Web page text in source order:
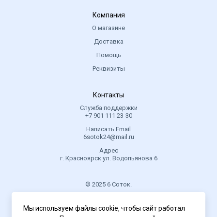
Компания
О магазине
Доставка
Помощь
Реквизиты
Контакты
Служба поддержки
+7 901 111 23-30
Написать Email
6sotok24@mail.ru
Адрес
г. Красноярск ул. Водопьянова 6
© 2025 6 Соток.
.
Политика конфиденциальности
Мы используем файлы cookie, чтобы сайт работал